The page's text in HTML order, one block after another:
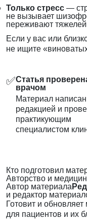
Только стресс —
не вызывает
переживают
Если у вас или
не ищите
✅Статья
врачом
Материал написан
редакцией и
практикующим
специалистом
Кто подготовил
Авторство и
Автор материала
и редактор
Готовит и
для пациентов и их